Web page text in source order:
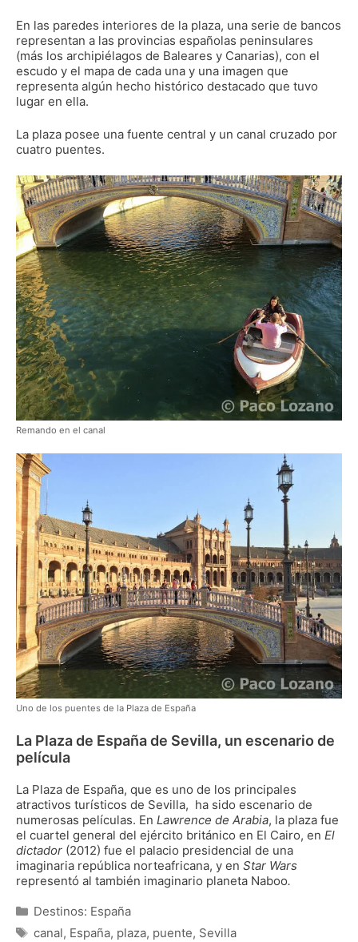
En las paredes interiores de la plaza, una serie de bancos
representan a las provincias españolas peninsulares
(más los archipiélagos de Baleares y Canarias), con el
escudo y el mapa de cada una y una imagen que
representa algún hecho histórico destacado que tuvo
lugar en ella.
La plaza posee una fuente central y un canal cruzado por
cuatro puentes.
Remando en el canal
Uno de los puentes de la Plaza de España
La Plaza de España de Sevilla, un escenario de
película
La Plaza de España, que es uno de los principales
atractivos turísticos de Sevilla, ha sido escenario de
numerosas películas. En Lawrence de Arabia, la plaza fue
el cuartel general del ejército británico en El Cairo, en El
dictador (2012) fue el palacio presidencial de una
imaginaria república norteafricana, y en Star Wars
representó al también imaginario planeta Naboo.
Categorías
Destinos: España
Etiquetas
canal, España, plaza, puente, Sevilla